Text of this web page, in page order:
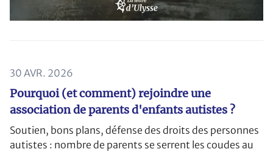
30 AVR. 2026
Pourquoi (et comment) rejoindre une
association de parents d'enfants autistes ?
Soutien, bons plans, défense des droits des personnes
autistes : nombre de parents se serrent les coudes au